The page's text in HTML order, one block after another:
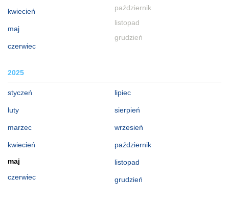
kwiecień
maj
czerwiec
październik
listopad
grudzień
2025
styczeń
luty
marzec
kwiecień
maj
czerwiec
lipiec
sierpień
wrzesień
październik
listopad
grudzień